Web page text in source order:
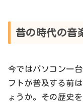
昔の時代の音
今ではパソコン一台
フトが普及する前
ょうか。その歴史